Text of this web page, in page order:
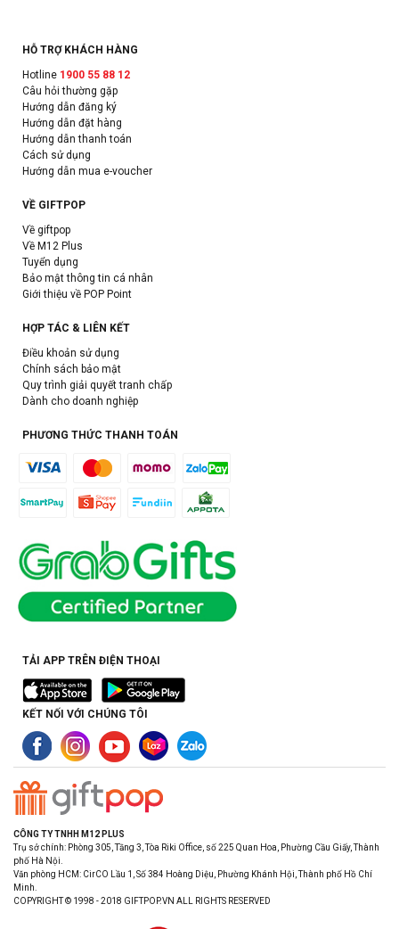
HỖ TRỢ KHÁCH HÀNG
Hotline 1900 55 88 12
Câu hỏi thường gặp
Hướng dẫn đăng ký
Hướng dẫn đặt hàng
Hướng dẫn thanh toán
Cách sử dụng
Hướng dẫn mua e-voucher
VỀ GIFTPOP
Về giftpop
Về M12 Plus
Tuyển dụng
Bảo mật thông tin cá nhân
Giới thiệu về POP Point
HỢP TÁC & LIÊN KẾT
Điều khoản sử dụng
Chính sách bảo mật
Quy trình giải quyết tranh chấp
Dành cho doanh nghiệp
PHƯƠNG THỨC THANH TOÁN
TẢI APP TRÊN ĐIỆN THOẠI
KẾT NỐI VỚI CHÚNG TÔI
CÔNG TY TNHH M12 PLUS
Trụ sở chính: Phòng 305, Tầng 3, Tòa Riki Office, số 225 Quan Hoa, Phường Cầu Giấy, Thành
phố Hà Nội.
Văn phòng HCM: CirCO Lầu 1, Số 384 Hoàng Diệu, Phường Khánh Hội, Thành phố Hồ Chí
Minh.
COPYRIGHT © 1998 - 2018 GIFTPOP.VN ALL RIGHTS RESERVED